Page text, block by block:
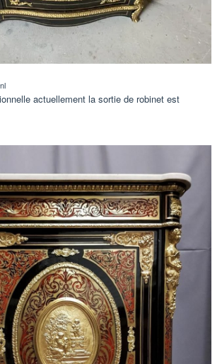
actuellement la sortie de robinet est